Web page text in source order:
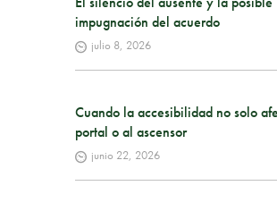
impugnación del acuerdo
julio 8, 2026
Cuando la accesibilidad no solo
portal o al ascensor
junio 22, 2026